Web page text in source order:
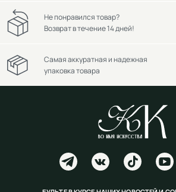
Не понравился товар?
Возврат в течение 14 дней!
Самая аккуратная и надежная
упаковка товара